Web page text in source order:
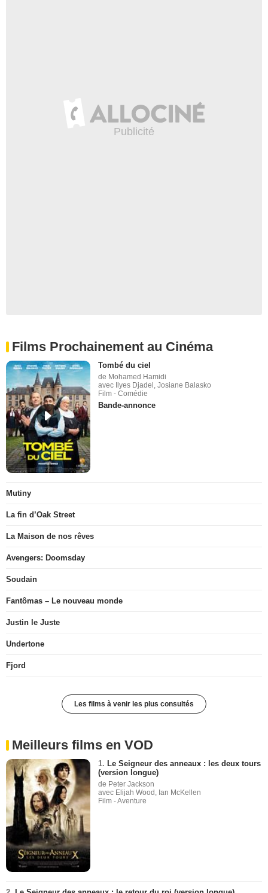
Films Prochainement au Cinéma
Tombé du ciel
de Mohamed Hamidi
avec Ilyes Djadel, Josiane Balasko
Film - Comédie
Bande-annonce
Mutiny
La fin d’Oak Street
La Maison de nos rêves
Avengers: Doomsday
Soudain
Fantômas – Le nouveau monde
Justin le Juste
Undertone
Fjord
Les films à venir les plus consultés
Meilleurs films en VOD
1. Le Seigneur des anneaux : les deux tours
(version longue)
de Peter Jackson
avec Elijah Wood, Ian McKellen
Film - Aventure